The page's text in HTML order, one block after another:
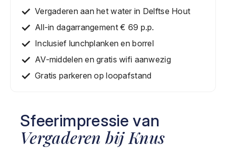
Vergaderen aan het water in Delftse Hout
All-in dagarrangement € 69 p.p.
Inclusief lunchplanken en borrel
AV-middelen en gratis wifi aanwezig
Gratis parkeren op loopafstand
Sfeerimpressie van
Vergaderen bij Knus